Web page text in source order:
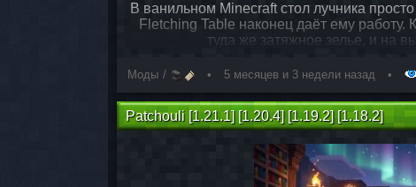
В ванильном Minecraft стол лучника
Fletching Table наконец даёт ему
туда же затяжное зелье, и на
Моды 5 месяцев и 3 недели назад
Patchouli [1.21.1] [1.20.4] [1.19.2] [1.18.2]